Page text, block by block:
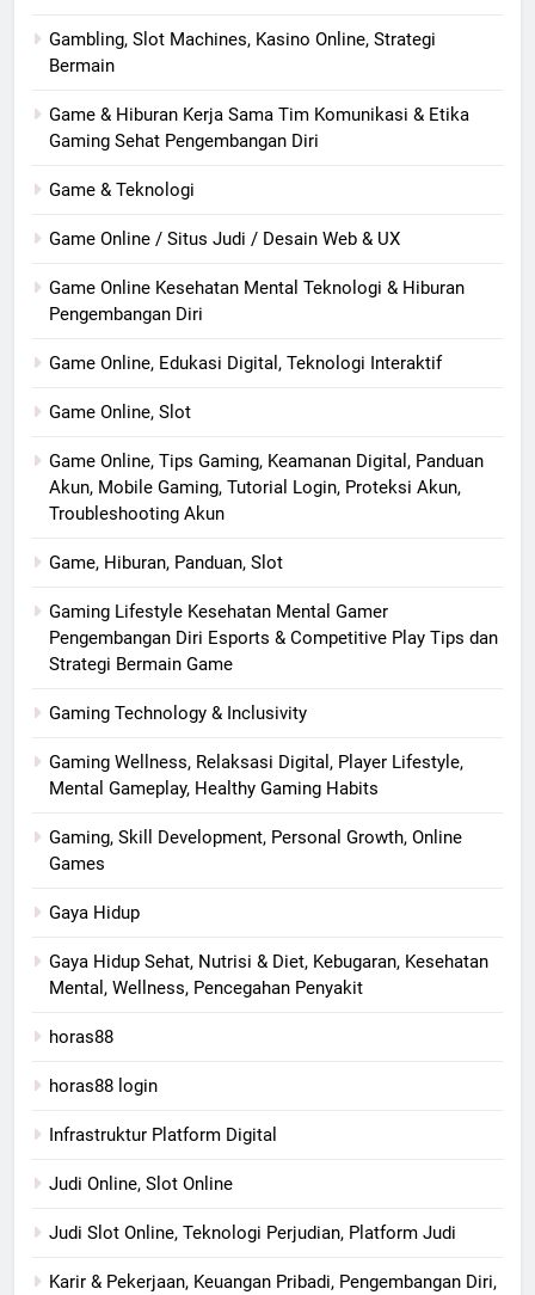
Gambling, Slot Machines, Kasino Online, Strategi
Bermain
Game & Hiburan Kerja Sama Tim Komunikasi & Etika
Gaming Sehat Pengembangan Diri
Game & Teknologi
Game Online / Situs Judi / Desain Web & UX
Game Online Kesehatan Mental Teknologi & Hiburan
Pengembangan Diri
Game Online, Edukasi Digital, Teknologi Interaktif
Game Online, Slot
Game Online, Tips Gaming, Keamanan Digital, Panduan
Akun, Mobile Gaming, Tutorial Login, Proteksi Akun,
Troubleshooting Akun
Game, Hiburan, Panduan, Slot
Gaming Lifestyle Kesehatan Mental Gamer
Pengembangan Diri Esports & Competitive Play Tips dan
Strategi Bermain Game
Gaming Technology & Inclusivity
Gaming Wellness, Relaksasi Digital, Player Lifestyle,
Mental Gameplay, Healthy Gaming Habits
Gaming, Skill Development, Personal Growth, Online
Games
Gaya Hidup
Gaya Hidup Sehat, Nutrisi & Diet, Kebugaran, Kesehatan
Mental, Wellness, Pencegahan Penyakit
horas88
horas88 login
Infrastruktur Platform Digital
Judi Online, Slot Online
Judi Slot Online, Teknologi Perjudian, Platform Judi
Karir & Pekerjaan, Keuangan Pribadi, Pengembangan Diri,